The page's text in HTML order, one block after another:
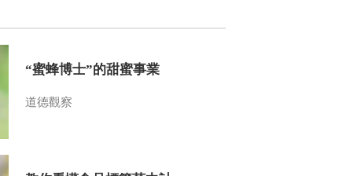
“蜜蜂博士”的甜蜜事業
道德觀察